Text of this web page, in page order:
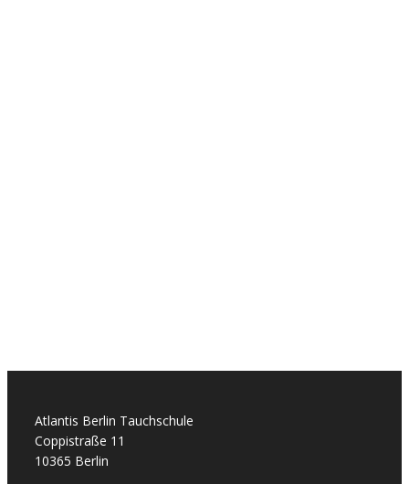
Atlantis Berlin Tauchschule
Coppistraße 11
10365 Berlin